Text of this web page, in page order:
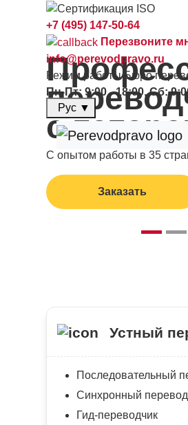
+7 (495) 147-50-64
Перезвоните
info@perevodpravo.ru
Режим работы Бюро
Пн-Пт: 9:00 - 18:00, Сб:
Рус ▼
с
С опытом работы в 35
Заказать
Устный
Последовательный
Синхронный перевод
Гид-переводчик